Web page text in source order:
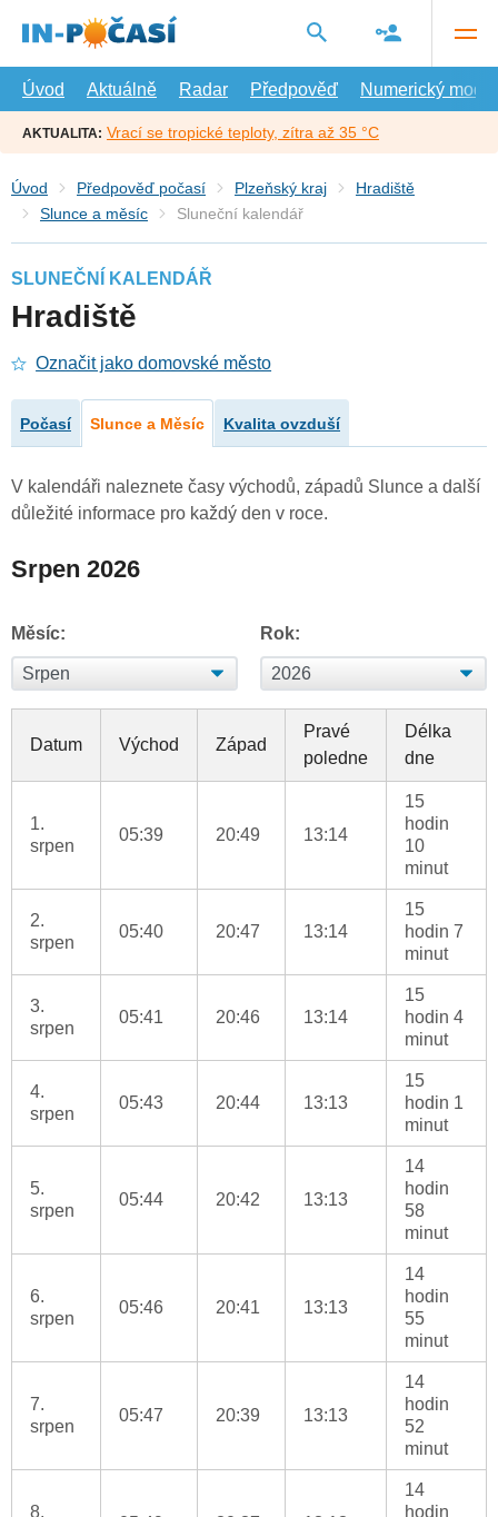
hlavní
Úvod
Aktuálně Radar Předpověď Numerický model
AKTUALITA: Vrací se tropické teploty, zítra až 35 °C
Úvod Předpověď počasí Plzeňský kraj
Hradiště
Slunce a měsíc
Sluneční kalendář
SLUNEČNÍ KALENDÁŘ
Hradiště
Označit jako domovské město
Počasí Slunce a Měsíc Kvalita ovzduší
V kalendáři naleznete časy východů, západů Slunce a další
důležité informace pro každý den v roce.
Srpen 2026
Měsíc: Rok:
Datum Východ Západ
Pravé
poledne
Délka
dne
1.
srpen
05:39 20:49 13:14
15
hodin
10
minut
2.
srpen
05:40 20:47 13:14
15
hodin 7
minut
3.
srpen
05:41 20:46 13:14
15
hodin 4
minut
4.
srpen
05:43 20:44 13:13
15
hodin 1
minut
5.
srpen
05:44 20:42 13:13
14
hodin
58
minut
6.
srpen
05:46 20:41 13:13
14
hodin
55
minut
7.
srpen
05:47 20:39 13:13
14
hodin
52
minut
8.
14
hodin